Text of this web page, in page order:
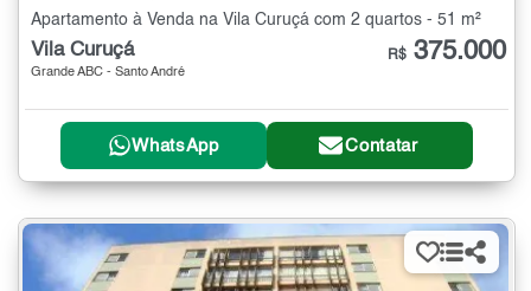
Apartamento à Venda na Vila Curuçá com 2 quartos - 51 m²
Vila Curuçá
Grande ABC - Santo André
R$ 375.000
WhatsApp Contatar